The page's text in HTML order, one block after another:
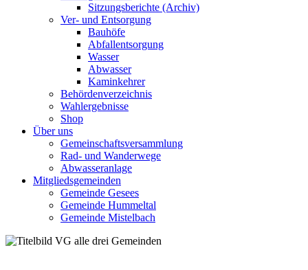
Sitzungsberichte (Archiv)
Ver- und Entsorgung
Bauhöfe
Abfallentsorgung
Wasser
Abwasser
Kaminkehrer
Behördenverzeichnis
Wahlergebnisse
Shop
Über uns
Gemeinschaftsversammlung
Rad- und Wanderwege
Abwasseranlage
Mitgliedsgemeinden
Gemeinde Gesees
Gemeinde Hummeltal
Gemeinde Mistelbach